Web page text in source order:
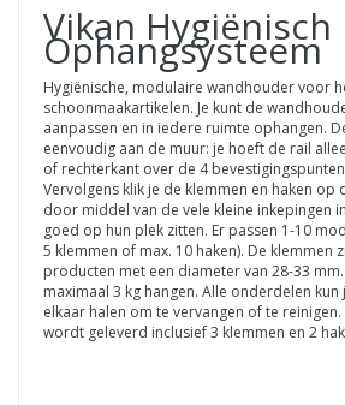
Vikan Hygiënisch
Ophangsysteem
Hygiënische, modulaire wandhouder voor
schoonmaakartikelen. Je kunt de
aanpassen en in iedere ruimte ophangen.
eenvoudig aan de muur: je hoeft de rail
of rechterkant over de 4
Vervolgens klik je de klemmen en haken op
door middel van de vele kleine inkepingen
goed op hun plek zitten. Er passen 1-10
5 klemmen of max. 10 haken). De klemmen
producten met een diameter van 28-33
maximaal 3 kg hangen. Alle onderdelen kun
elkaar halen om te vervangen of te
wordt geleverd inclusief 3 klemmen en 2